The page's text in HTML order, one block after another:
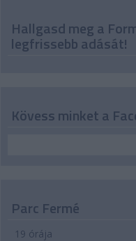
Hallgasd meg a
legfrissebb adását!
Kövess minket a
Parc Fermé
19 órája